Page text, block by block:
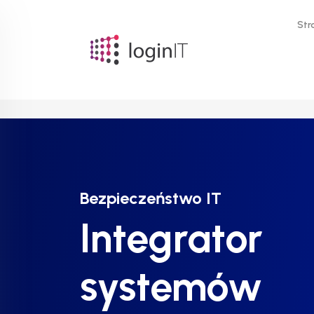
Bezpieczeństwo IT
Integrator
systemów
Bezpieczeństwo IT
Integrator
systemów
Bezpieczeństwo IT
Integrator
systemów